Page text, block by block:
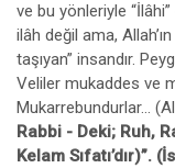
ve bu yönleriyle
ilâh değil ama,
taşıyan” insandır.
Veliler mukaddes ve
Mukarrebundurlar...
Rabbi - Deki; Ruh,
Kelam Sıfatı’dır)”.